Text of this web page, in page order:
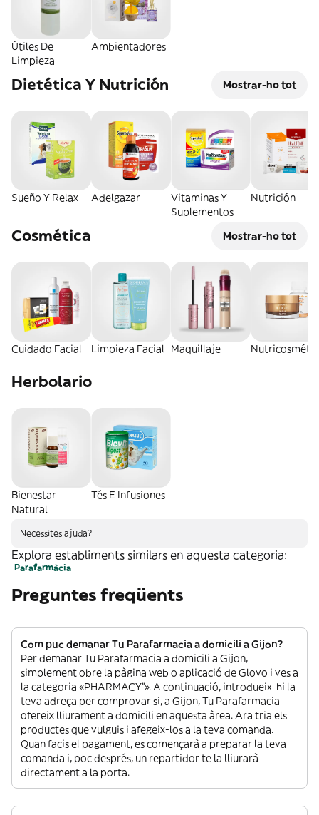
Útiles De
Limpieza
Ambientadores
Dietética Y Nutrición Mostrar-ho tot
Sueño Y Relax Adelgazar
Vitaminas Y
Suplementos
Nutrición
Cosmética Mostrar-ho tot
Cuidado Facial Limpieza Facial Maquillaje
Herbolario
Bienestar
Natural
Tés E Infusiones
Necessites ajuda?
Explora establiments similars en aquesta categoria:
Parafarmàcia
Preguntes freqüents
Com puc demanar Tu Parafarmacia a domicili a Gijon?
Per demanar Tu Parafarmacia a domicili a Gijon,
simplement obre la pàgina web o aplicació de Glovo i ves a
la categoria «PHARMACY”». A continuació, introdueix-hi la
teva adreça per comprovar si, a Gijon, Tu Parafarmacia
ofereix lliurament a domicili en aquesta àrea. Ara tria els
productes que vulguis i afegeix-los a la teva comanda.
Quan facis el pagament, es començarà a preparar la teva
comanda i, poc després, un repartidor te la lliurarà
directament a la porta.